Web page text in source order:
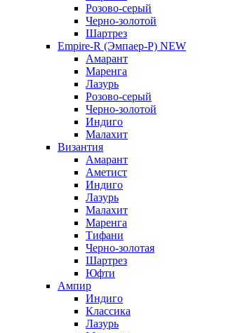
Розово-серый
Черно-золотой
Шартрез
Empire-R (Эмпаер-P) NEW
Амарант
Маренга
Лазурь
Розово-серый
Черно-золотой
Индиго
Малахит
Византия
Амарант
Аметист
Индиго
Лазурь
Малахит
Маренга
Тифани
Черно-золотая
Шартрез
Юфти
Ампир
Индиго
Классика
Лазурь